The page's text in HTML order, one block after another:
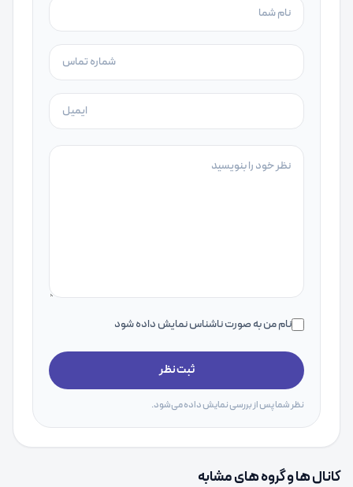
نام من به صورت ناشناس نمایش داده شود
ثبت نظر
نظر شما پس از بررسی نمایش داده می‌شود.
کانال ها و گروه های مشابه